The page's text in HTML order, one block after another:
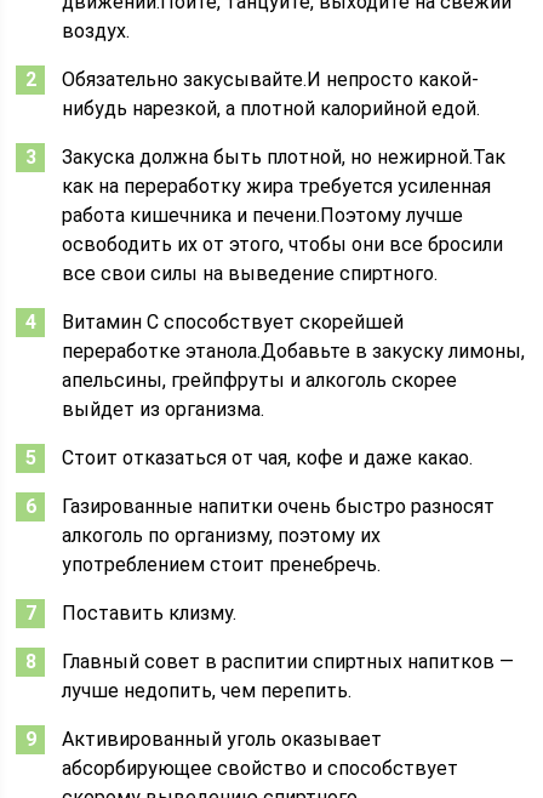
воздух.
Обязательно закусывайте.И непросто какой-
нибудь нарезкой, а плотной калорийной едой.
Закуска должна быть плотной, но нежирной.Так
как на переработку жира требуется усиленная
работа кишечника и печени.Поэтому лучше
освободить их от этого, чтобы они все бросили
все свои силы на выведение спиртного.
Витамин С способствует скорейшей
переработке этанола.Добавьте в закуску лимоны,
апельсины, грейпфруты и алкоголь скорее
выйдет из организма.
Стоит отказаться от чая, кофе и даже какао.
Газированные напитки очень быстро разносят
алкоголь по организму, поэтому их
употреблением стоит пренебречь.
Поставить клизму.
Главный совет в распитии спиртных напитков —
лучше недопить, чем перепить.
Активированный уголь оказывает
абсорбирующее свойство и способствует